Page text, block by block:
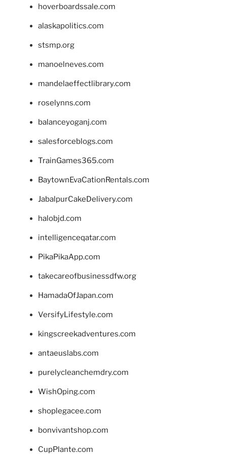
hoverboardssale.com
alaskapolitics.com
stsmp.org
manoelneves.com
mandelaeffectlibrary.com
roselynns.com
balanceyoganj.com
salesforceblogs.com
TrainGames365.com
BaytownEvaCationRentals.com
JabalpurCakeDelivery.com
halobjd.com
intelligenceqatar.com
PikaPikaApp.com
takecareofbusinessdfw.org
HamadaOfJapan.com
VersifyLifestyle.com
kingscreekadventures.com
antaeuslabs.com
purelycleanchemdry.com
WishOping.com
shoplegacee.com
bonvivantshop.com
CupPlante.com